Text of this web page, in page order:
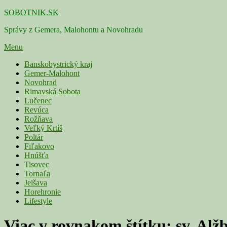
Skip
content
SOBOTNIK.SK
Správy z Gemera, Malohontu a Novohradu
Menu
Primárne
menu
Banskobystrický kraj
Gemer-Malohont
Novohrad
Rimavská Sobota
Lučenec
Revúca
Rožňava
Veľký Krtíš
Poltár
Fiľakovo
Hnúšťa
Tisovec
Tornaľa
Jelšava
Horehronie
Lifestyle